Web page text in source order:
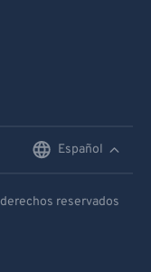
Español
reservados